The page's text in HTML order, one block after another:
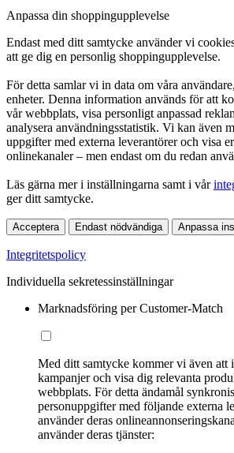
Anpassa din shoppingupplevelse
Endast med ditt samtycke använder vi
att ge dig en personlig shoppingupplevelse.
För detta samlar vi in data om våra
enheter. Denna information används för att
vår webbplats, visa personligt anpassad
analysera användningsstatistik. Vi kan även
uppgifter med externa leverantörer och visa
onlinekanaler – men endast om du redan
Läs gärna mer i inställningarna samt i vår
ger ditt samtycke.
Acceptera Endast nödvändiga Anpassa
Integritetspolicy
Individuella sekretessinställningar
Marknadsföring per Customer-Match
Med ditt samtycke kommer vi även att
kampanjer och visa dig relevanta
webbplats. För detta ändamål
personuppgifter med följande externa
använder deras
använder deras tjänster: